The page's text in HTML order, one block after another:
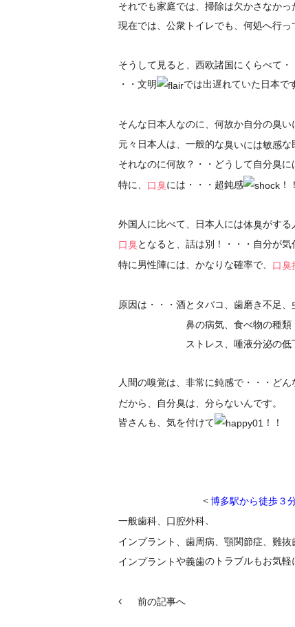
それでも家庭では、掃除は欠かさなか
現在では、公衆トイレでも、何処へ行っ
そうして見ると、西欧諸国にくらべて・
・・文明
では出遅れていた日本で
そんな日本人なのに、何故か自分の臭い
元々日本人は、一般的な臭いには敏感な
それなのに何故？・・どうして自分臭に
特に、 口臭には・・・超鈍感 ！
外国人に比べて、日本人には体臭がする
口臭となると、話は別！・・・自分が
特に男性陣には、かなりな確率で、 口臭
原因は・・・酒とタバコ、歯磨き不足、
鼻の病気、食べ物の種類（甘い
ストレス、唾液分泌の低下、
人間の嗅覚は、非常に鈍感で・・・どん
だから、自分臭は、分らないんです。
皆さんも、気を付けて
！！
＜博多駅から徒歩３
一般歯科、口腔外科、
インプラント
歯周病 、顎関節症、難
インプラントや義歯のトラブルもお気軽
前の記事へ